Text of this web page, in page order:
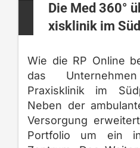
Die Med 360°
xisklinik im
Wie die RP Online
das
Praxisklinik im
Neben der
Versorgung
Portfolio um ein